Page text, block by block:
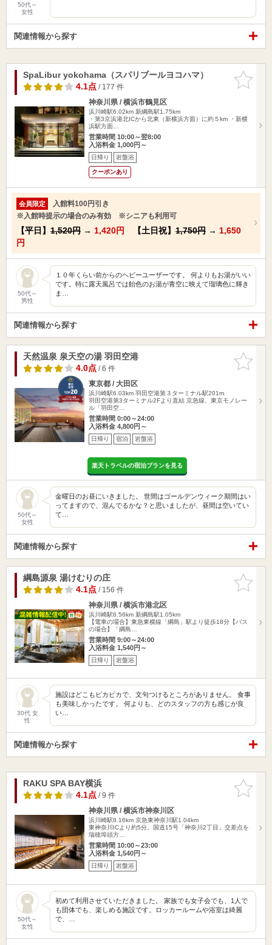
50代～
女性
関連情報から探す
お気に入
りに追加
SpaLibur yokohama（スパリブールヨコハマ）
4.1点/ 177 件
神奈川県 / 横浜市鶴見区
浜川崎駅6.02km 新綱島駅1.75km
・第3京浜港北ICから北東（新横浜方面）に約５km ・新横
浜駅方面…
営業時間 10:00～翌8:00
入浴料金 1,000円～
日帰り 岩盤浴
クーポンあり
会員限定
入館料100円引き
※入館時提示の場合のみ有効 ※シニアも利用可
【平日】 1,520円 → 1,420円 【土日祝】 1,750円 → 1,650
円
50代～
男性
１０年くらい前からのヘビーユーザーです。 何よりもお湯がいい
です。特に露天風呂では飴色のお湯が青空に映えて瑠璃色に輝き
ま…
関連情報から探す
お気に入
りに追加
天然温泉 泉天空の湯 羽田空港
4.0点/ 6 件
東京都 / 大田区
浜川崎駅6.03km 羽田空港第３ターミナル駅201m
羽田空港第3ターミナル2Fより直結 京急線、東京モノレー
ル「羽田空…
営業時間 0:00～24:00
入浴料金 4,800円～
日帰り 宿泊 岩盤浴
楽天トラベルの宿泊プランを見る
50代～
女性
金曜日のお昼にいきました。 世間はゴールデンウィーク期間はい
ってますので、混んでるかな？と思いましたが、昼間は空いてい
て…
関連情報から探す
お気に入
りに追加
綱島源泉 湯けむりの庄
4.1点/ 156 件
神奈川県 / 横浜市港北区
浜川崎駅6.56km 新綱島駅1.05km
【電車の場合】東急東横線「綱島」駅より徒歩18分【バス
の場合】「綱島…
営業時間 9:00～24:00
入浴料金 1,540円～
日帰り 岩盤浴
30代 女
性
施設はどこもピカピカで、文句つけるところがありません。 食事
も美味しかったです。 何よりも、どのスタッフの方も感じが良
い…
関連情報から探す
お気に入
りに追加
RAKU SPA BAY横浜
4.1点/ 9 件
神奈川県 / 横浜市神奈川区
浜川崎駅8.16km 京急東神奈川駅1.04km
東神奈川ICより約5分。国道15号「神奈川2丁目」交差点を
瑞穂埠頭方…
営業時間 10:00～23:00
入浴料金 1,540円～
日帰り 岩盤浴
50代～
女性
初めて利用させていただきました。 家族でも女子会でも、1人で
も団体でも、楽しめる施設です。ロッカールームや浴室は綺麗
で、…